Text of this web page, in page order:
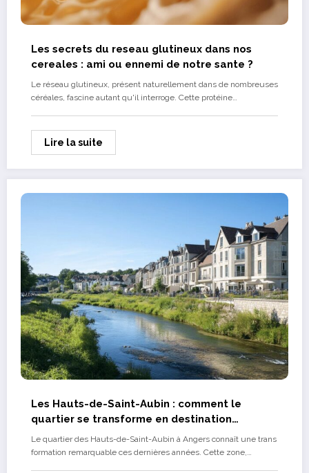
Les secrets du reseau glutineux dans nos
cereales : ami ou ennemi de notre sante ?
Le réseau glutineux, présent naturellement dans de nombreuses
céréales, fascine autant qu'il interroge. Cette protéine…
Lire la suite
Les Hauts-de-Saint-Aubin : comment le
quartier se transforme en destination
attractive
Le quartier des Hauts-de-Saint-Aubin à Angers connaît une trans
formation remarquable ces dernières années. Cette zone,…